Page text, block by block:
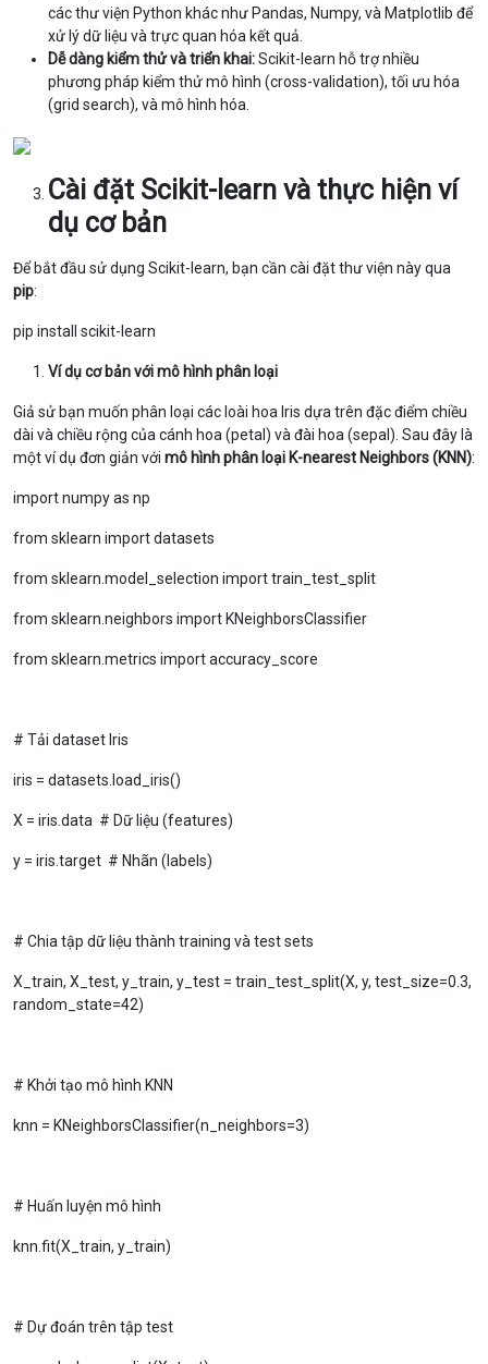
các thư viện Python khác như Pandas, Numpy, và Matplotlib để
xử lý dữ liệu và trực quan hóa kết quả.
Dễ dàng kiểm thử và triển khai:Scikit-learn hỗ trợ nhiều
phương pháp kiểm thử mô hình (cross-validation), tối ưu hóa
(grid search), và mô hình hóa.
Cài đặt Scikit-learn và thực hiện ví
dụ cơ bản
Để bắt đầu sử dụng Scikit-learn, bạn cần cài đặt thư viện này qua
pip:
pip install scikit-learn
Ví dụ cơ bản với mô hình phân loại
Giả sử bạn muốn phân loại các loài hoa Iris dựa trên đặc điểm chiều
dài và chiều rộng của cánh hoa (petal) và đài hoa (sepal). Sau đây là
một ví dụ đơn giản với mô hình phân loại K-nearest Neighbors (KNN):
import numpy as np
from sklearn import datasets
from sklearn.model_selection import train_test_split
from sklearn.neighbors import KNeighborsClassifier
from sklearn.metrics import accuracy_score
# Tải dataset Iris
iris = datasets.load_iris()
X = iris.data # Dữ liệu (features)
y = iris.target # Nhãn (labels)
# Chia tập dữ liệu thành training và test sets
X_train, X_test, y_train, y_test = train_test_split(X, y, test_size=0.3,
random_state=42)
# Khởi tạo mô hình KNN
knn = KNeighborsClassifier(n_neighbors=3)
# Huấn luyện mô hình
knn.fit(X_train, y_train)
# Dự đoán trên tập test